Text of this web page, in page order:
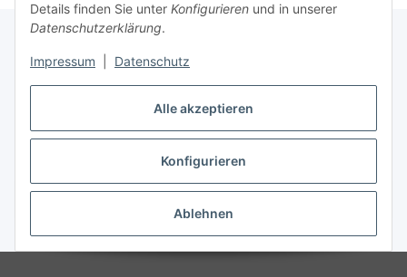
Alle akzeptieren
Konfigurieren
Ablehnen
Details finden Sie unter Konfigurieren und in unserer
Datenschutzerklärung.
Impressum Datenschutz
Gesetzliche Informationen